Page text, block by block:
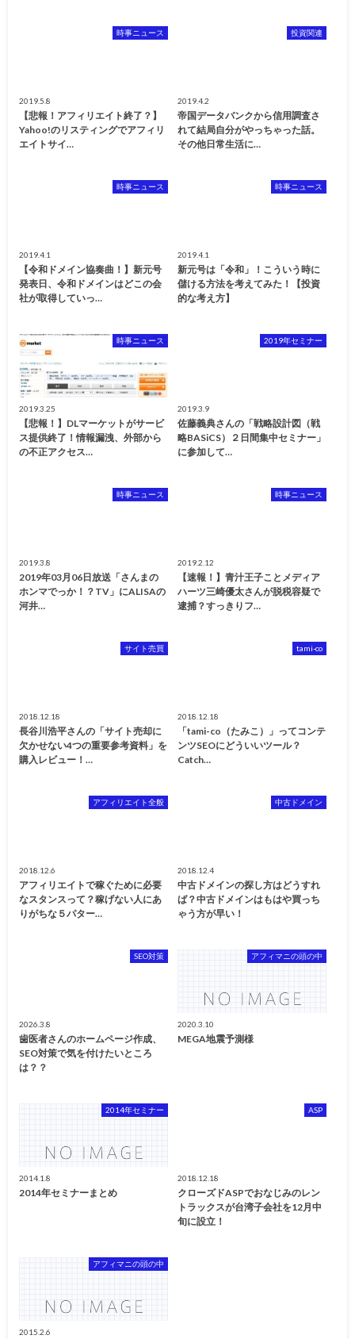
時事ニュース
2019.5.8
【悲報！アフィリエイト終了？】
Yahoo!のリスティングでアフィリ
エイトサイ…
投資関連
2019.4.2
帝国データバンクから信用調査さ
れて結局自分がやっちゃった話。
その他日常生活に…
時事ニュース
2019.4.1
【令和ドメイン協奏曲！】新元号
発表日、令和ドメインはどこの会
社が取得していっ…
時事ニュース
2019.4.1
新元号は「令和」！こういう時に
儲ける方法を考えてみた！【投資
的な考え方】
時事ニュース
2019.3.25
【悲報！】DLマーケットがサービ
ス提供終了！情報漏洩、外部から
の不正アクセス…
2019年セミナー
2019.3.9
佐藤義典さんの「戦略設計図（戦
略BASiCS）２日間集中セミナー」
に参加して…
時事ニュース
2019.3.8
2019年03月06日放送「さんまの
ホンマでっか！？TV」にALISAの
河井…
時事ニュース
2019.2.12
【速報！】青汁王子ことメディア
ハーツ三崎優太さんが脱税容疑で
逮捕？すっきりフ…
サイト売買
2018.12.18
長谷川浩平さんの「サイト売却に
欠かせない4つの重要参考資料」を
購入レビュー！…
tami-co
2018.12.18
「tami-co（たみこ）」ってコンテ
ンツSEOにどういいツール？
Catch…
アフィリエイト全般
2018.12.6
アフィリエイトで稼ぐために必要
なスタンスって？稼げない人にあ
りがちな５パター…
中古ドメイン
2018.12.4
中古ドメインの探し方はどうすれ
ば？中古ドメインはもはや買っち
ゃう方が早い！
SEO対策
2026.3.8
歯医者さんのホームページ作成、
SEO対策で気を付けたいところ
は？？
アフィマニの頭の中
2020.3.10
MEGA地震予測様
2014年セミナー
2014.1.8
2014年セミナーまとめ
ASP
2018.12.18
クローズドASPでおなじみのレン
トラックスが台湾子会社を12月中
旬に設立！
アフィマニの頭の中
2015.2.6